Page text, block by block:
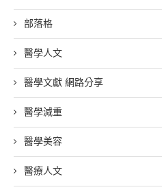
部落格
醫學人文
醫學文獻 網路分享
醫學減重
醫學美容
醫療人文